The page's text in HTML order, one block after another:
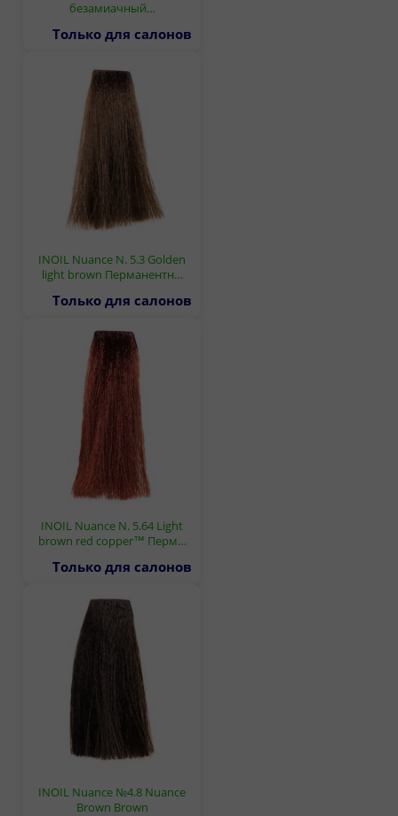
безамиачный…
Только для салонов
INOIL Nuance N. 5.3 Golden
light brown Перманентн…
Только для салонов
INOIL Nuance N. 5.64 Light
brown red copper™ Перм…
Только для салонов
INOIL Nuance №4.8 Nuance
Brown Brown